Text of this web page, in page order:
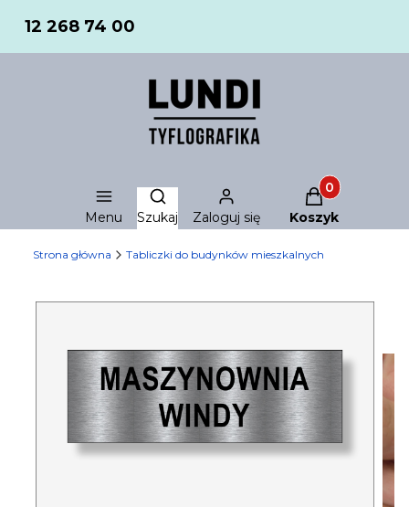
12 268 74 00
Menu
Otwórz wyszukiwarkę
Szukaj Zaloguj się
Produkty w
Koszyk
Strona główna Tabliczki do budynków mieszkalnych